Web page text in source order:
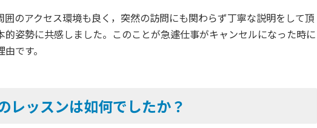
のアクセス環境も良く，突然の訪問にも関わらず丁寧な説明をして頂
的姿勢に共感しました。このことが急遽仕事がキャンセルになった時に
です。
レッスンは如何でしたか？